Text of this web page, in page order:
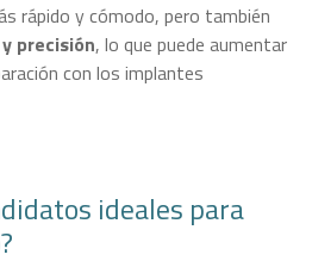
rápido y cómodo, pero también
precisión, lo que puede aumentar
con los implantes
ideales para